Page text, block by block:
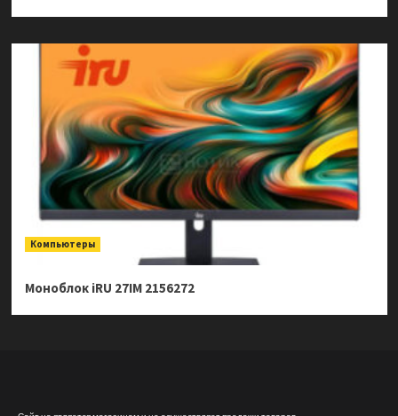
Компьютеры
Моноблок iRU 27IM 2156272